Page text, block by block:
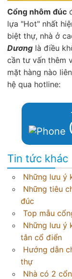
Cổng nhôm đúc
lựa "Hot" nhất
biệt thự, nhà ở
Dương là điều
cần tư vấn thêm
mặt hàng nào
hệ qua hotline:
Tin tức khác
Những lưu ý
Những tiêu
đúc
Top mẫu
Những lưu ý
tân cổ điển
Hướng dẫn
thự
Nhà có 2